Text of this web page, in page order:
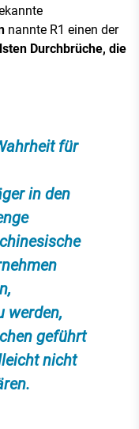
nannte R1 einen der
Durchbrüche, die
für
in den
werden,
geführt
nicht